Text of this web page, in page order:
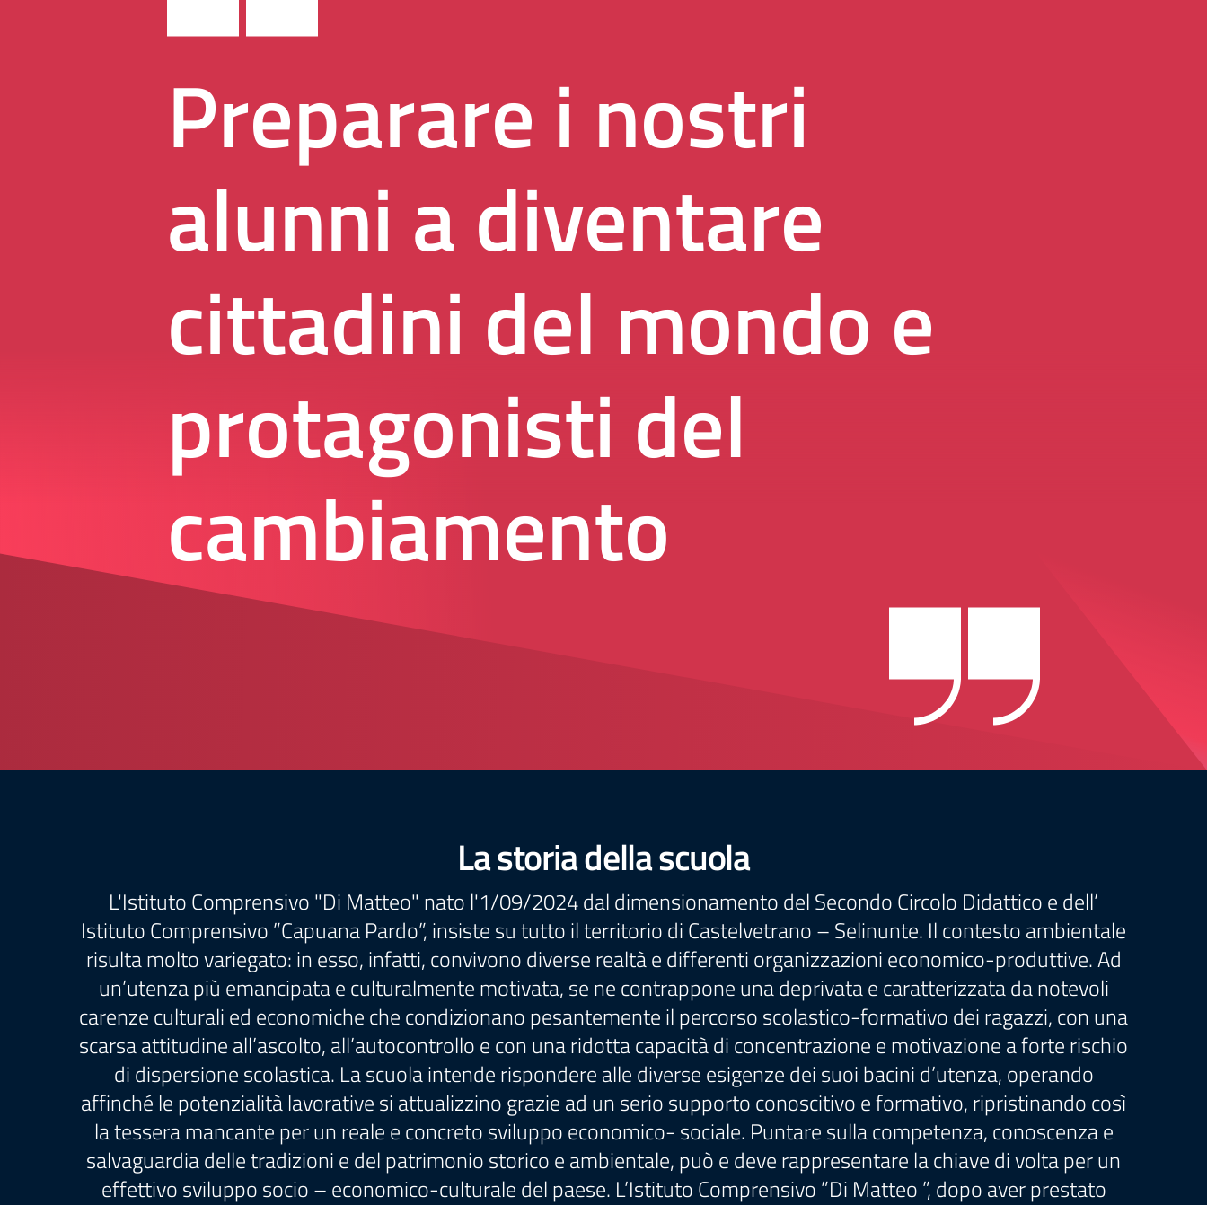
Preparare i nostri
alunni a diventare
cittadini del mondo e
protagonisti del
cambiamento
La storia della scuola
L'Istituto Comprensivo "Di Matteo" nato l'1/09/2024 dal dimensionamento del Secondo Circolo Didattico e dell’
Istituto Comprensivo ”Capuana Pardo”, insiste su tutto il territorio di Castelvetrano – Selinunte. Il contesto ambientale
risulta molto variegato: in esso, infatti, convivono diverse realtà e differenti organizzazioni economico-produttive. Ad
un’utenza più emancipata e culturalmente motivata, se ne contrappone una deprivata e caratterizzata da notevoli
carenze culturali ed economiche che condizionano pesantemente il percorso scolastico-formativo dei ragazzi, con una
scarsa attitudine all’ascolto, all’autocontrollo e con una ridotta capacità di concentrazione e motivazione a forte rischio
di dispersione scolastica. La scuola intende rispondere alle diverse esigenze dei suoi bacini d’utenza, operando
affinché le potenzialità lavorative si attualizzino grazie ad un serio supporto conoscitivo e formativo, ripristinando così
la tessera mancante per un reale e concreto sviluppo economico- sociale. Puntare sulla competenza, conoscenza e
salvaguardia delle tradizioni e del patrimonio storico e ambientale, può e deve rappresentare la chiave di volta per un
effettivo sviluppo socio – economico-culturale del paese. L’Istituto Comprensivo ”Di Matteo ”, dopo aver prestato